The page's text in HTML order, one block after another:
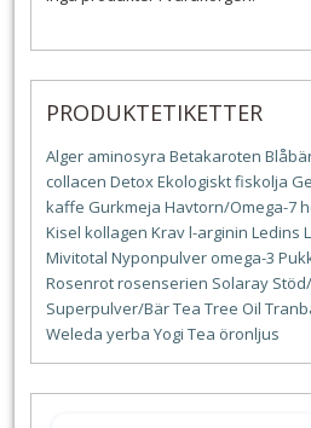
PRODUKTETIKETTER
Alger aminosyra Betakaroten
collacen DetoxEkologisktfiskolja
kaffe Gurkmeja Havtorn/Omega-7
Kisel kollagen Kravl-arginin Ledins
Mivitotal Nyponpulver omega-3
Rosenrotrosenserien Solaray
Superpulver/BärTea Tree Oil
Weleda yerba Yogi Tea öronljus